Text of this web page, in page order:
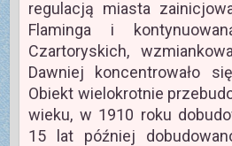
regulacją miasta
Flaminga i
Czartoryskich,
Dawniej koncentrowało
Obiekt wielokrotnie
wieku, w 1910 roku
15 lat później